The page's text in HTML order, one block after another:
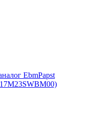
EbmPapst